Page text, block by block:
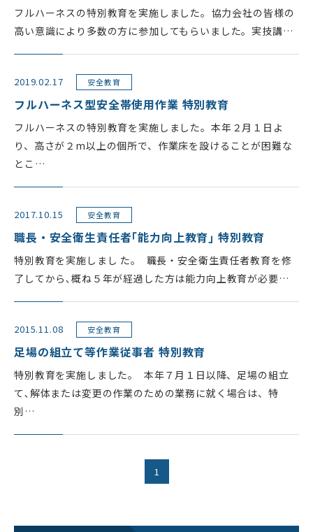
フルハーネスの特別教育を実施しました｡ 協力会社の皆様の
高い意識により多数の方に参加してもらいました。実技講…
2019.02.17 安全教育
フルハーネス型安全帯使用作業 特別教育
フルハーネスの特別教育を実施しました。本年２月１日よ
り、高さが２m以上の個所で、作業床を設けることが困難な
とこ…
2017.10.15 安全教育
職長・安全衛生責任者｢能力向上教育｣ 特別教育
特別教育を実施しまし た。 職長・安全衛生責任者教育を修
了してから､概ね５年が経過した方は能力向上教育が必要…
2015.11.08 安全教育
足場の組立て等作業従事者 特別教育
特別教育を実施しました。 本年７月１日以降、足場の組立
て､解体または変更の作業のための業務に就く場合は、特
別…
1